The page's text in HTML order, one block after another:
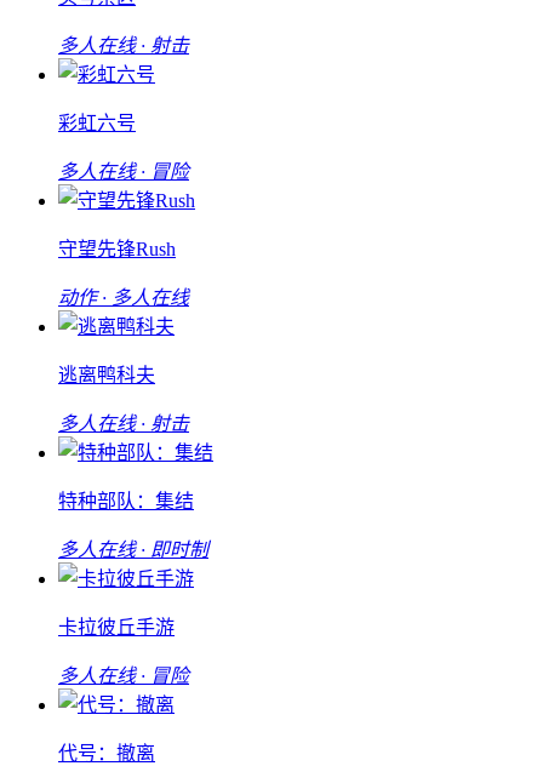
多人在线 · 射击
彩虹六号
多人在线 · 冒险
守望先锋Rush
动作 · 多人在线
逃离鸭科夫
多人在线 · 射击
特种部队：集结
多人在线 · 即时制
卡拉彼丘手游
多人在线 · 冒险
代号：撤离